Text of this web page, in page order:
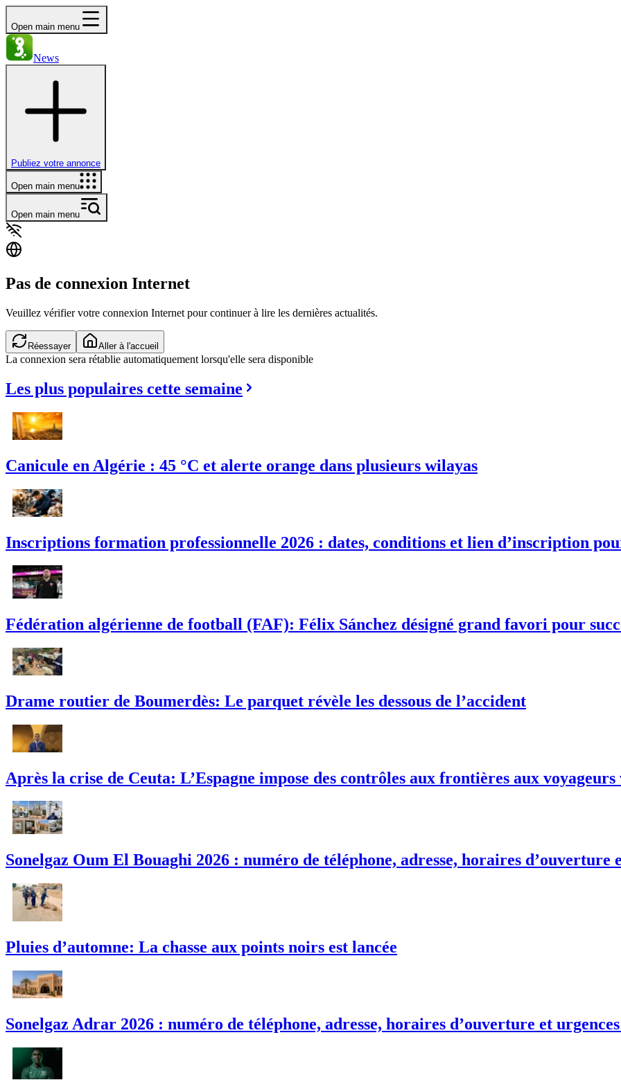
Open main menu
News
Publiez votre annonce
Open main menu
Open main menu
Pas de connexion Internet
Veuillez vérifier votre connexion Internet pour continuer à lire les dernières actualités.
Réessayer Aller à l'accueil
La connexion sera rétablie automatiquement lorsqu'elle sera disponible
Les plus populaires cette semaine
Canicule en Algérie : 45 °C et alerte orange dans plusieurs wilayas
Inscriptions formation professionnelle 2026 : dates, conditions et lien d’inscription
Fédération algérienne de football (FAF): Félix Sánchez désigné grand favori pour
Drame routier de Boumerdès: Le parquet révèle les dessous de l’accident
Après la crise de Ceuta: L’Espagne impose des contrôles aux frontières aux
Sonelgaz Oum El Bouaghi 2026 : numéro de téléphone, adresse, horaires d’ouverture
Pluies d’automne: La chasse aux points noirs est lancée
Sonelgaz Adrar 2026 : numéro de téléphone, adresse, horaires d’ouverture et